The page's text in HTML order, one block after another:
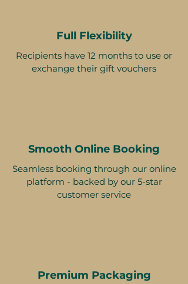
только вы получили
оно является окончательным.
Этот подарочный сертификат
Full Flexibility
Recipients have 12 months to use or
exchange their gift vouchers
Smooth Online Booking
Seamless booking through our online
platform - backed by our 5-star
customer service
Premium Packaging